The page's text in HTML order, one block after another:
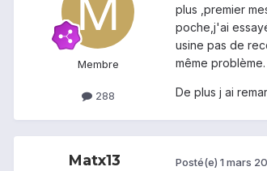
Membre
288
plus ,premier
poche,j'ai
usine pas de
même
De plus j ai
Matx13 Posté(e) 1 mars